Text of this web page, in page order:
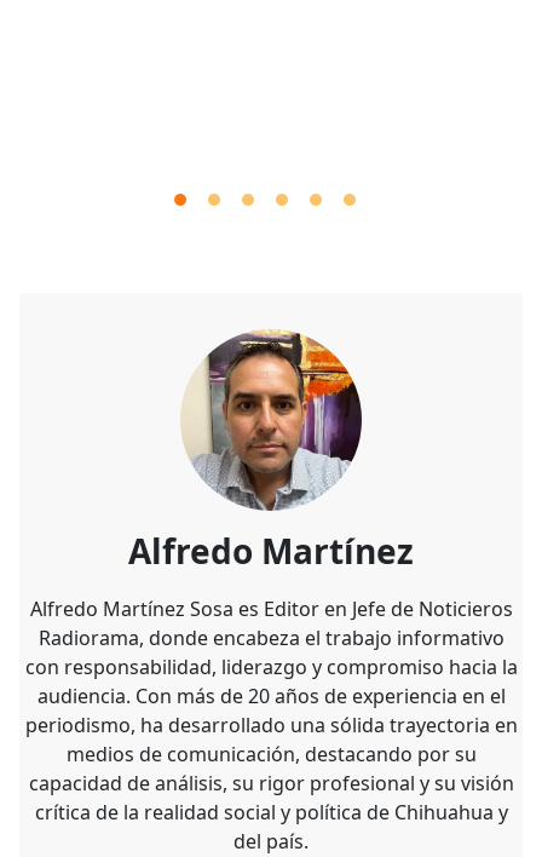
Alfredo Martínez
Alfredo Martínez Sosa es Editor en Jefe de Noticieros
Radiorama, donde encabeza el trabajo informativo
con responsabilidad, liderazgo y compromiso hacia la
audiencia. Con más de 20 años de experiencia en el
periodismo, ha desarrollado una sólida trayectoria en
medios de comunicación, destacando por su
capacidad de análisis, su rigor profesional y su visión
crítica de la realidad social y política de Chihuahua y
del país.